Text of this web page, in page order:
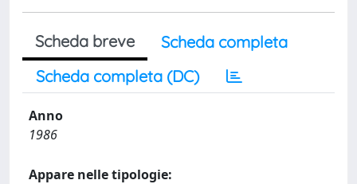
Scheda breve
Scheda completa
Scheda completa (DC)
Anno
1986
Appare nelle tipologie: